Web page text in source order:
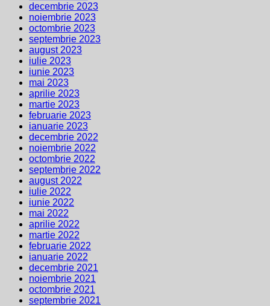
decembrie 2023
noiembrie 2023
octombrie 2023
septembrie 2023
august 2023
iulie 2023
iunie 2023
mai 2023
aprilie 2023
martie 2023
februarie 2023
ianuarie 2023
decembrie 2022
noiembrie 2022
octombrie 2022
septembrie 2022
august 2022
iulie 2022
iunie 2022
mai 2022
aprilie 2022
martie 2022
februarie 2022
ianuarie 2022
decembrie 2021
noiembrie 2021
octombrie 2021
septembrie 2021